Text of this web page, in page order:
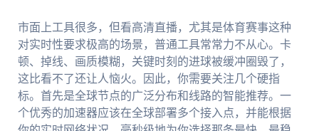
市面上工具很多，但看高清直播，尤其是体育赛事这种
对实时性要求极高的场景，普通工具常常力不从心。卡
顿、掉线、画质模糊，关键时刻的进球被缓冲圈毁了，
这比看不了还让人恼火。因此，你需要关注几个硬指
标。首先是全球节点的广泛分布和线路的智能推荐。一
个优秀的加速器应该在全球部署多个接入点，并能根据